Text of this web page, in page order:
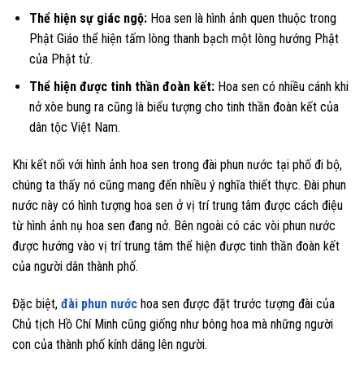
Thể hiện sự giác ngộ:Hoa sen là hình ảnh quen thuộc trong
Phật Giáo thể hiện tấm lòng thanh bạch một lòng hướng Phật
của Phật tử.
Thể hiện được tinh thần đoàn kết:Hoa sen có nhiều cánh khi
nở xòe bung ra cũng là biểu tượng cho tinh thần đoàn kết của
dân tộc Việt Nam.
Khi kết nối với hình ảnh hoa sen trong đài phun nước tại phố đi bộ,
chúng ta thấy nó cũng mang đến nhiều ý nghĩa thiết thực. Đài phun
nước này có hình tượng hoa sen ở vị trí trung tâm được cách điệu
từ hình ảnh nụ hoa sen đang nở. Bên ngoài có các vòi phun nước
được hướng vào vị trí trung tâm thể hiện được tinh thần đoàn kết
của người dân thành phố.
Đặc biệt, đài phun nước hoa sen được đặt trước tượng đài của
Chủ tịch Hồ Chí Minh cũng giống như bông hoa mà những người
con của thành phố kính dâng lên người.